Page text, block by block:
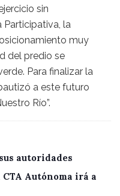
sin
Participativa, la
muy
del predio se
Para finalizar la
a este futuro
Río”.
autoridades
Autónoma irá a